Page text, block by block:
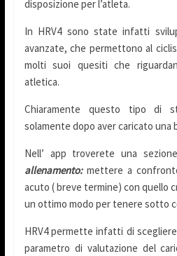
disposizione per l’atleta.
In HRV4 sono state infatti
avanzate, che permettono al
molti suoi quesiti che
atletica.
Chiaramente questo tipo di
solamente dopo aver caricato una
Nell’ app troverete una
allenamento:mettere a
acuto ( breve termine) con quello
un ottimo modo per tenere sotto
HRV4 permette infatti di
parametro di valutazione del